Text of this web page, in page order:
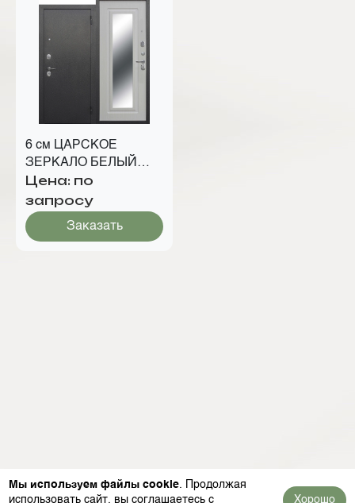
6 см ЦАРСКОЕ
ЗЕРКАЛО БЕЛЫЙ
ЯСЕНЬ
Цена: по
запросу
Заказать
Мы используем файлы cookie. Продолжая
использовать сайт, вы соглашаетесь с
Хорошо